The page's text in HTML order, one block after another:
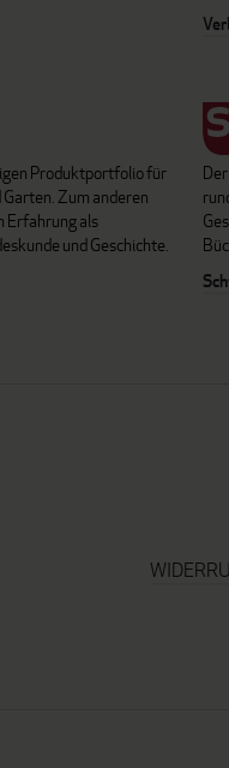
Produktportfolio für
Zum anderen
Erfahrung als
und Geschichte.